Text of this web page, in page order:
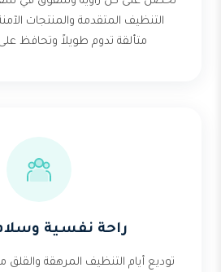
التنظيف المتقدمة والمنتجات
متألقة تدوم طويلاً وتحافظ
راحة نفسية
توديع أيام التنظيف المرهقة والقلق